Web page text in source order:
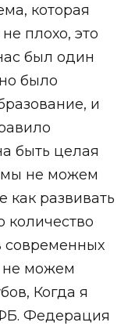
которая
плохо, это
был один
было
и
быть целая
мы не можем
как развивать
количество
современных
не можем
Когда я
Федерация